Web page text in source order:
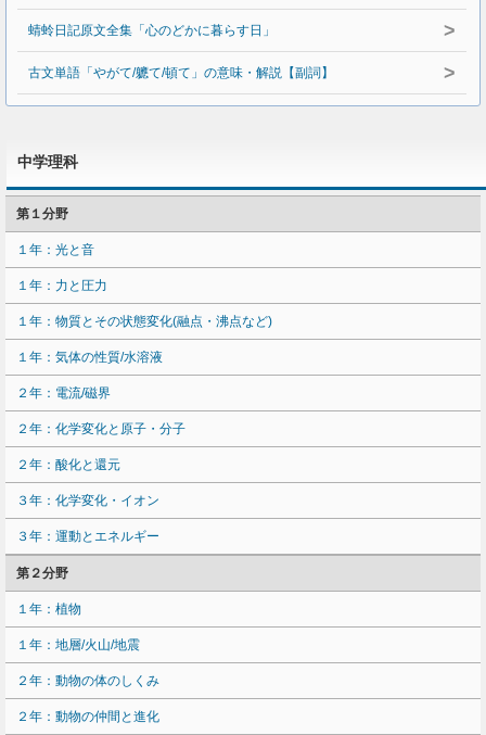
蜻蛉日記原文全集「心のどかに暮らす日」 >
古文単語「やがて/軈て/頓て」の意味・解説【副詞】 >
中学理科
第１分野
１年：光と音
１年：力と圧力
１年：物質とその状態変化(融点・沸点など)
１年：気体の性質/水溶液
２年：電流/磁界
２年：化学変化と原子・分子
２年：酸化と還元
３年：化学変化・イオン
３年：運動とエネルギー
第２分野
１年：植物
１年：地層/火山/地震
２年：動物の体のしくみ
２年：動物の仲間と進化